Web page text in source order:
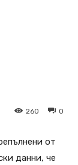
0
260
от
данни, че